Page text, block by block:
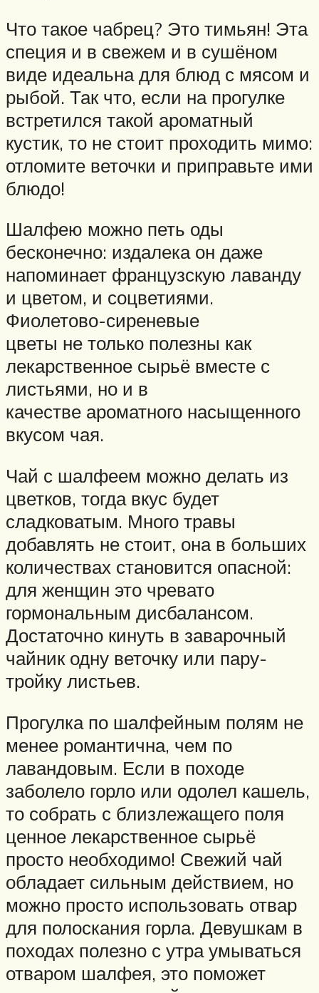
Что такое чабрец? Это тимьян! Эта
специя и в свежем и в сушёном
виде идеальна для блюд с мясом и
рыбой. Так что, если на прогулке
встретился такой ароматный
кустик, то не стоит проходить мимо:
отломите веточки и приправьте ими
блюдо!
Шалфею можно петь оды
бесконечно: издалека он даже
напоминает французскую лаванду
и цветом, и соцветиями.
Фиолетово-сиреневые
цветы не только полезны как
лекарственное сырьё вместе с
листьями, но и в
качестве ароматного насыщенного
вкусом чая.
Чай с шалфеем можно делать из
цветков, тогда вкус будет
сладковатым. Много травы
добавлять не стоит, она в больших
количествах становится опасной:
для женщин это чревато
гормональным дисбалансом.
Достаточно кинуть в заварочный
чайник одну веточку или пару-
тройку листьев.
Прогулка по шалфейным полям не
менее романтична, чем по
лавандовым. Если в походе
заболело горло или одолел кашель,
то собрать с близлежащего поля
ценное лекарственное сырьё
просто необходимо! Свежий чай
обладает сильным действием, но
можно просто использовать отвар
для полоскания горла. Девушкам в
походах полезно с утра умываться
отваром шалфея, это поможет